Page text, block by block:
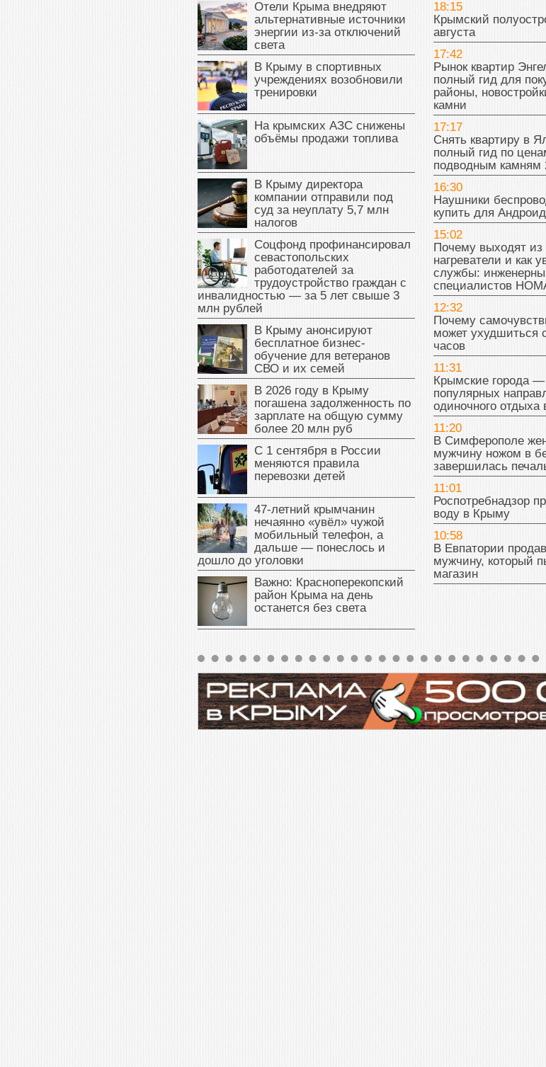
Отели Крыма внедряют
альтернативные источники
энергии из-за отключений
света
В Крыму в спортивных
учреждениях возобновили
тренировки
На крымских АЗС снижены
объёмы продажи топлива
В Крыму директора
компании отправили под
суд за неуплату 5,7 млн
налогов
Соцфонд профинансировал
севастопольских
работодателей за
трудоустройство граждан с
инвалидностью — за 5 лет свыше 3
млн рублей
В Крыму анонсируют
бесплатное бизнес-
обучение для ветеранов
СВО и их семей
В 2026 году в Крыму
погашена задолженность по
зарплате на общую сумму
более 20 млн руб
С 1 сентября в России
меняются правила
перевозки детей
47‑летний крымчанин
нечаянно «увёл» чужой
мобильный телефон, а
дальше — понеслось и
дошло до уголовки
Важно: Красноперекопский
район Крыма на день
останется без света
18:15
Крымский
августа
17:42
Рынок квартир
полный гид для
районы,
камни
17:17
Снять квартиру в
полный гид по
подводным камням
16:30
Наушники
купить для Андроид
15:02
Почему выходят из
нагреватели и как
службы:
специалистов
12:32
Почему
может ухудшиться
часов
11:31
Крымские города —
популярных
одиночного отдыха
11:20
В Симферополе
мужчину ножом в
завершилась
11:01
Роспотребнадзор
воду в Крыму
10:58
В Евпатории
мужчину, который
магазин